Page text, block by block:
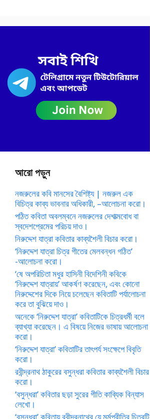
আরো পড়ুন
নজরুলের কবি মানসের বৈশিষ্ট্য | নজরুল এক
বিচিত্র কাব্য ভাবনার অধিকারী, –আলোচনা করো।
পঠিত কবিতা অবলম্বনে নজরুলের দেশাত্মবোধ বা
স্বদেশপ্রেমের পরিচয় দাও।
নিরুদ্দেশ যাত্রা কবিতার কাব্যশৈলী বিচার করো।
‘নিরুদ্দেশ যাত্রা চিত্র গীতের মেলবন্ধন গঠিত’
-আলোচনা করো।
‘ষে অপরিচিতা মধুর হাসিনী বিদেশিনী কবিকে
‘নিরুদ্দেশ যাত্রায়’ আকর্ষণ করেছেন, এবং কোনো
নিরুদ্দেশের দিকে নিয়ে চলেছেন কবিতাটি পর্যালোচনা
করে তা বুঝিয়ে দাও।
অনেকে ‘নিরুদ্দেশ যাত্রা’ কবিতাটিকে চিত্রধর্মী বলে
ব্যাখ্যা করেছেন। এ বিষয়ে নিজের ভাষায় আলোচনা
করো।
‘নিরুদ্দেশ যাত্রা’ কবিতাটির তাৎপর্য সংক্ষেপে বিবৃতি
করো।
রবীন্দ্রনাথ ঠাকুরের বসুন্ধরা কবিতার কাব্যশৈলী বিচার
করো।
‘বসুন্ধরা’ কবিতার ছড়া সুরের গীতি কাব্যিক বিন্যাস
লেখো।